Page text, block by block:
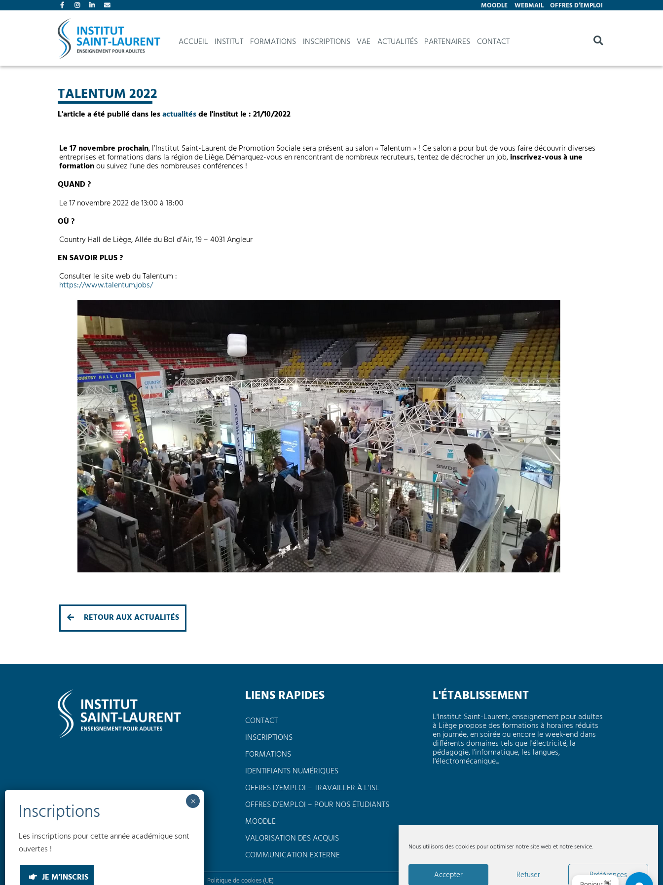
Nous utilisons des cookies pour optimiser notre site web et notre service.
Accepter Refuser Préférences
MOODLE WEBMAIL OFFRES D’EMPLOI
ACCUEIL INSTITUT FORMATIONS INSCRIPTIONS VAE ACTUALITÉS PARTENAIRES CONTACT
TALENTUM 2022
L'article a été publié dans lesactualitésde l'institut le : 21/10/2022
Le 17 novembre prochain, l’Institut Saint-Laurent de Promotion Sociale sera présent au salon « Talentum » ! Ce salon a pour but de vous faire découvrir diverses
entreprises et formations dans la région de Liège. Démarquez-vous en rencontrant de nombreux recruteurs, tentez de décrocher un job,inscrivez-vous à une
formationou suivez l’une des nombreuses conférences !
QUAND ?
Le 17 novembre 2022 de 13:00 à 18:00
OÙ ?
Country Hall de Liège, Allée du Bol d’Air, 19 – 4031 Angleur
EN SAVOIR PLUS ?
Consulter le site web du Talentum :
https://www.talentum.jobs/
RETOUR AUX ACTUALITÉS
LIENS RAPIDES
CONTACT
INSCRIPTIONS
FORMATIONS
IDENTIFIANTS NUMÉRIQUES
OFFRES D’EMPLOI – TRAVAILLER À L’ISL
OFFRES D’EMPLOI – POUR NOS ÉTUDIANTS
MOODLE
VALORISATION DES ACQUIS
COMMUNICATION EXTERNE
L'ÉTABLISSEMENT
L'Institut Saint-Laurent, enseignement pour adultes
à Liège propose des formations à horaires réduits
en journée, en soirée ou encore le week-end dans
différents domaines tels que l'électricité, la
pédagogie, l'informatique, les langues,
l'électromécanique...
Conditions générales Politique de cookies (UE)
Les inscriptions pour cette année académique sont
ouvertes !
JE M’INSCRIS